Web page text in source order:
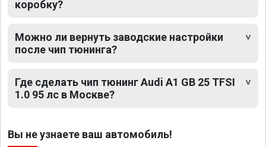
коробку?
Можно ли вернуть заводские настройки
после чип тюнинга?
Где сделать чип тюнинг Audi A1 GB 25 TFSI
1.0 95 лс в Москве?
Вы не узнаете ваш автомобиль!